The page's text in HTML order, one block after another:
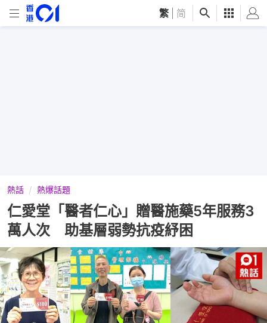
繁 简
熱話 熱爆話題
仁愛堂「醫者仁心」贈醫施藥5年服務3
萬人次 助基層弱勢抗疫紓困